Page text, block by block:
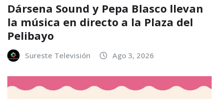
Dársena Sound y Pepa Blasco llevan
la música en directo a la Plaza del
Pelibayo
Sureste Televisión Ago 3, 2026